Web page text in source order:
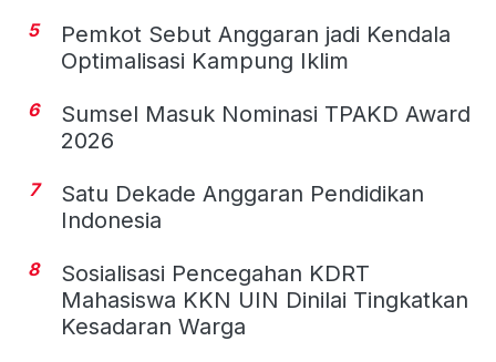
5
Pemkot Sebut Anggaran jadi Kendala
Optimalisasi Kampung Iklim
6
Sumsel Masuk Nominasi TPAKD Award
2026
7
Satu Dekade Anggaran Pendidikan
Indonesia
8
Sosialisasi Pencegahan KDRT
Mahasiswa KKN UIN Dinilai Tingkatkan
Kesadaran Warga